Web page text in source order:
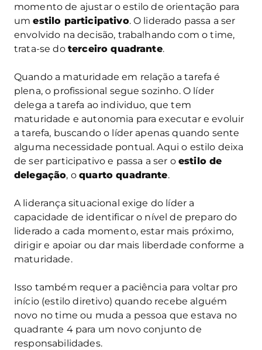
momento de ajustar o estilo de orientação para
umestilo participativo. O liderado passa a ser
envolvido na decisão, trabalhando com o time,
trata-se do terceiro quadrante.
Quando a maturidade em relação a tarefa é
plena, o profissional segue sozinho. O líder
delega a tarefa ao individuo, que tem
maturidade e autonomia para executar e evoluir
a tarefa, buscando o líder apenas quando sente
alguma necessidade pontual. Aqui o estilo deixa
de ser participativo e passa a ser o estilo de
delegação, oquarto quadrante.
A liderança situacional exige do líder a
capacidade de identificar o nível de preparo do
liderado a cada momento, estar mais próximo,
dirigir e apoiar ou dar mais liberdade conforme a
maturidade.
Isso também requer a paciência para voltar pro
início (estilo diretivo) quando recebe alguém
novo no time ou muda a pessoa que estava no
quadrante 4 para um novo conjunto de
responsabilidades.